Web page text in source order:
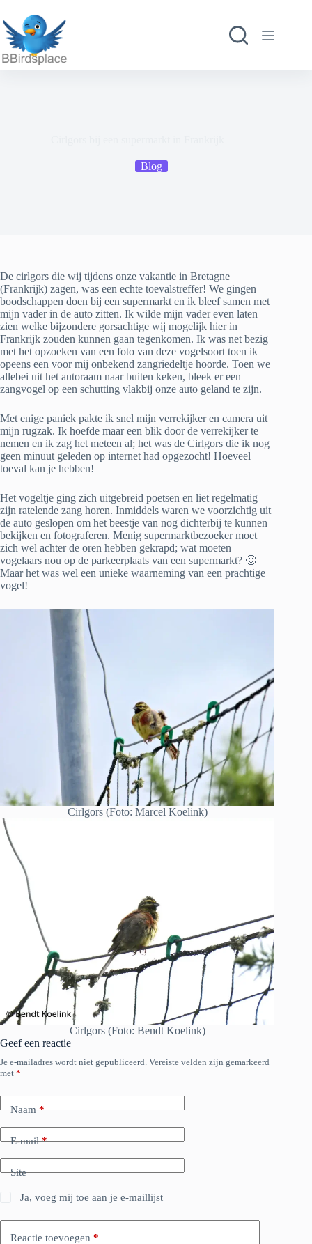
naar
de
inhoud
Blog
De cirlgors die wij tijdens onze vakantie in Bretagne
(Frankrijk) zagen, was een echte toevalstreffer! We gingen
boodschappen doen bij een supermarkt en ik bleef samen met
mijn vader in de auto zitten. Ik wilde mijn vader even laten
zien welke bijzondere gorsachtige wij mogelijk hier in
Frankrijk zouden kunnen gaan tegenkomen. Ik was net bezig
met het opzoeken van een foto van deze vogelsoort toen ik
opeens een voor mij onbekend zangriedeltje hoorde. Toen we
allebei uit het autoraam naar buiten keken, bleek er een
zangvogel op een schutting vlakbij onze auto geland te zijn.
Met enige paniek pakte ik snel mijn verrekijker en camera uit
mijn rugzak. Ik hoefde maar een blik door de verrekijker te
nemen en ik zag het meteen al; het was de Cirlgors die ik nog
geen minuut geleden op internet had opgezocht! Hoeveel
toeval kan je hebben!
Het vogeltje ging zich uitgebreid poetsen en liet regelmatig
zijn ratelende zang horen. Inmiddels waren we voorzichtig uit
de auto geslopen om het beestje van nog dichterbij te kunnen
bekijken en fotograferen. Menig supermarktbezoeker moet
zich wel achter de oren hebben gekrapd; wat moeten
vogelaars nou op de parkeerplaats van een supermarkt? 🙂
Maar het was wel een unieke waarneming van een prachtige
vogel!
Cirlgors (Foto: Marcel Koelink)
Cirlgors (Foto: Bendt Koelink)
Geef een reactie
Je e-mailadres wordt niet gepubliceerd. Vereiste velden zijn gemarkeerd
met *
Naam*
E-mail*
Site
Ja, voeg mij toe aan je e-maillijst
Reactie toevoegen *